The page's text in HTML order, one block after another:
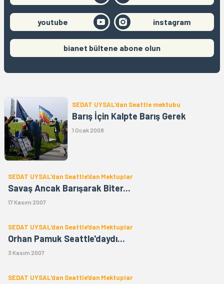
youtube instagram
bianet bültene abone olun
SEDAT UYSAL'dan Seattle mektubu
Barış İçin Kalpte Barış Gerek
1 Ocak 2008
SEDAT UYSAL'dan Seattle'dan Mektuplar
Savaş Ancak Barışarak Biter...
17 Kasım 2007
SEDAT UYSAL'dan Seattle'dan Mektuplar
Orhan Pamuk Seattle'daydı...
3 Kasım 2007
SEDAT UYSAL'dan Seattle'dan Mektuplar